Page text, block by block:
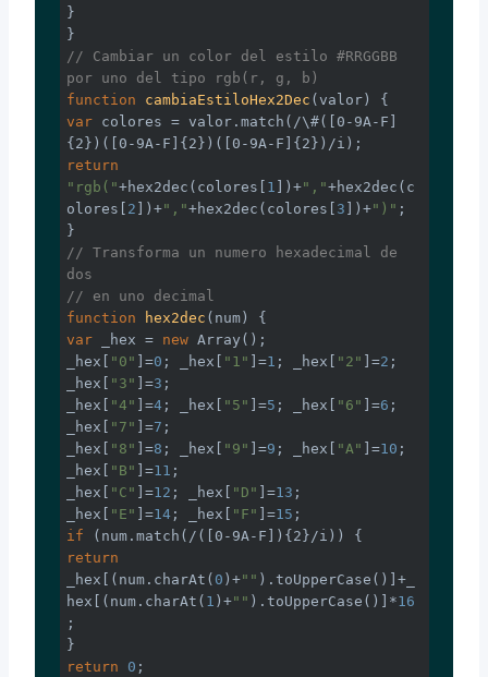
}
// Cambiar un color del estilo #RRGGBB
por uno del tipo rgb(r, g, b)
function
cambiaEstiloHex2Dec ( valor)
var colores = valor.match( /\#([0-9A-F]
{2})([0-9A-F]{2})([0-9A-F]{2})/i
return
"rgb("+hex2dec(colores[ 1 ])+","+hex2dec(c
olores[ 2 ])+","+hex2dec(colores[ 3 ])+")" ;
// Transforma un numero hexadecimal de
dos
// en uno decimal
function
hex2dec ( num)
var _hex = new Array ();
_hex[
"0" ]=0 ; _hex[ "1" ]=1 ; _hex[ "2" ]=2 ;
_hex[
"3" ]=3 ;
_hex[
"4" ]=4; _hex[ "5" ]=5 ; _hex[ "6" ]=6 ;
_hex[
"7" ]=7 ;
_hex[
"8" ]=8 ; _hex[ "9" ]=9 ; _hex[ "A" ]=10 ;
_hex[
"B" ]=11 ;
_hex[
"C" ]=12 ; _hex[ "D" ]=13 ;
_hex[
"E" ]=14; _hex[ "F" ]=15
if (num.match( /([0-9A-F]){2}/i
return
_hex[(num.charAt( 0 )+"" ).toUpperCase()]+_
hex[(num.charAt( 1 )+"" ).toUpperCase()]*16
;
return
0 ;